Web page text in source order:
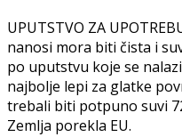
UPUTSTVO ZA
nanosi mora biti čista i
po uputstvu koje se
najbolje lepi za glatke
trebali biti potpuno suvi
Zemlja porekla EU.